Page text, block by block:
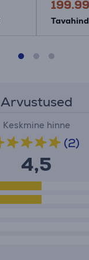
Arvustused
Keskmine hinne
(2)
4,5